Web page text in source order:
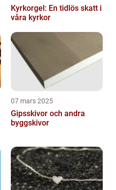
Kyrkorgel: En tidlös skatt i
våra kyrkor
07 mars 2025
Gipsskivor och andra
byggskivor